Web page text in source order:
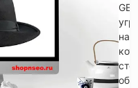
на